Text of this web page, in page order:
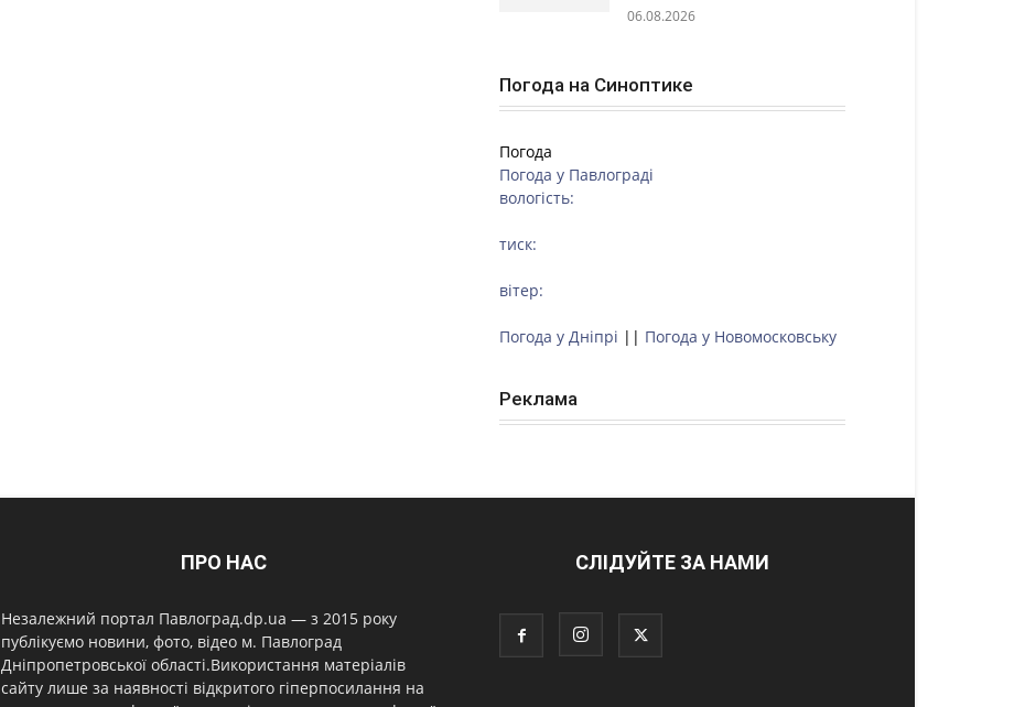
06.08.2026
Погода на Синоптике
Погода
Погода у Павлограді
вологість:
тиск:
вітер:
Погода у Дніпрі || Погода у Новомосковську
Реклама
ПРО НАС
Незалежний портал Павлоград.dp.ua — з 2015 року
публікуємо новини, фото, відео м. Павлоград
Дніпропетровської області.Використання матеріалів
сайту лише за наявності відкритого гіперпосилання на
СЛІДУЙТЕ ЗА НАМИ